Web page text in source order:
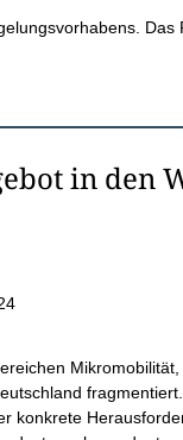
in den
konkrete